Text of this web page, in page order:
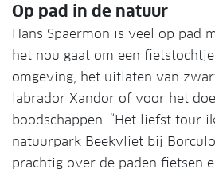
Op pad in de natuur
Hans Spaermon is veel op pad
het nou gaat om een
omgeving, het uitlaten van
labrador Xandor of voor het
boodschappen. “Het liefst tour
natuurpark Beekvliet bij
prachtig over de paden fietsen